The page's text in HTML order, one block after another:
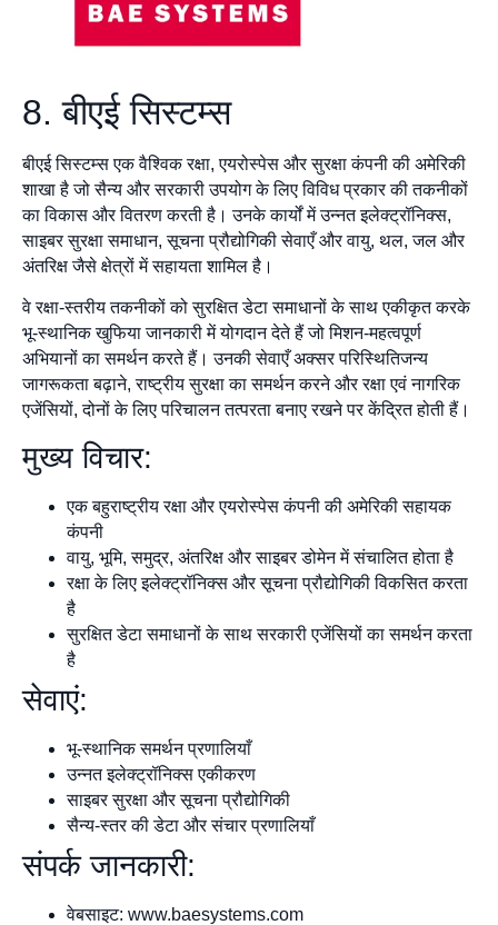
8. बीएई सिस्टम्स
बीएई सिस्टम्स एक वैश्विक रक्षा, एयरोस्पेस और सुरक्षा कंपनी की अमेरिकी
शाखा है जो सैन्य और सरकारी उपयोग के लिए विविध प्रकार की तकनीकों
का विकास और वितरण करती है। उनके कार्यों में उन्नत इलेक्ट्रॉनिक्स,
साइबर सुरक्षा समाधान, सूचना प्रौद्योगिकी सेवाएँ और वायु, थल, जल और
अंतरिक्ष जैसे क्षेत्रों में सहायता शामिल है।
वे रक्षा-स्तरीय तकनीकों को सुरक्षित डेटा समाधानों के साथ एकीकृत करके
भू-स्थानिक खुफिया जानकारी में योगदान देते हैं जो मिशन-महत्वपूर्ण
अभियानों का समर्थन करते हैं। उनकी सेवाएँ अक्सर परिस्थितिजन्य
जागरूकता बढ़ाने, राष्ट्रीय सुरक्षा का समर्थन करने और रक्षा एवं नागरिक
एजेंसियों, दोनों के लिए परिचालन तत्परता बनाए रखने पर केंद्रित होती हैं।
मुख्य विचार:
एक बहुराष्ट्रीय रक्षा और एयरोस्पेस कंपनी की अमेरिकी सहायक
कंपनी
वायु, भूमि, समुद्र, अंतरिक्ष और साइबर डोमेन में संचालित होता है
रक्षा के लिए इलेक्ट्रॉनिक्स और सूचना प्रौद्योगिकी विकसित करता
है
सुरक्षित डेटा समाधानों के साथ सरकारी एजेंसियों का समर्थन करता
है
सेवाएं:
भू-स्थानिक समर्थन प्रणालियाँ
उन्नत इलेक्ट्रॉनिक्स एकीकरण
साइबर सुरक्षा और सूचना प्रौद्योगिकी
सैन्य-स्तर की डेटा और संचार प्रणालियाँ
संपर्क जानकारी:
वेबसाइट: www.baesystems.com